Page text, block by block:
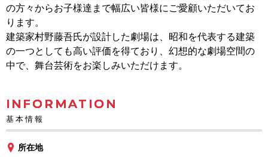
の方々からお子様達まで幅広い皆様にご愛顧いただいてお
ります。
建築家村野藤吾氏が設計した劇場は、昭和を代表する建築
の一つとしても高い評価を得ており、幻想的な劇場空間の
中で、舞台芸術をお楽しみいただけます。
INFORMATION
基本情報
所在地